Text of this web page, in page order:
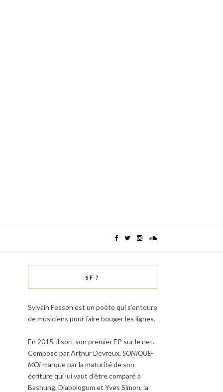
SF ?
Sylvain Fesson est un poète qui s’entoure
de musiciens pour faire bouger les lignes.
En 2015, il sort son premier EP sur le net.
Composé par Arthur Devreux, SONIQUE-
MOImarque par la maturité de son
écriture qui lui vaut d’être comparé à
Bashung, Diabologum et Yves Simon, la